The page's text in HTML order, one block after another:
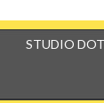
STUDIO